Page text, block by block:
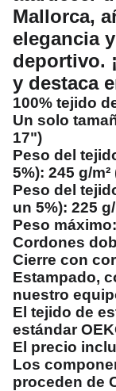
Mallorca,
elegancia
deportivo.
y destaca
100% tejido
Un solo
17")
Peso del
5%): 245 g/m²
Peso del
un 5%): 225
Peso
Cordones
Cierre con
Estampado,
nuestro
El tejido de
estándar
El precio
Los
proceden de